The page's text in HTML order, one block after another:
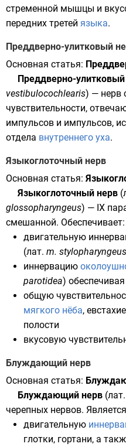
стременной мышцы и
передних третей языка.
Преддверно-улитковый
Основная статья:
Преддверно-
vestibulocochlearis) — нерв
чувствительности,
импульсов и импульсов,
отдела внутреннего уха.
Языкоглоточный нерв
Основная статья:
Языкоглоточный нерв (
glossopharyngeus) — IX
смешанной. Обеспечивает:
двигательную
(лат. m. stylopharyngeus
иннервацию
parotidea)
общую
мягкого нёба,
полости
вкусовую
Блуждающий нерв
Основная статья:
Блуждающий нерв (лат.
черепных нервов.
двигательную
глотки, гортани, а